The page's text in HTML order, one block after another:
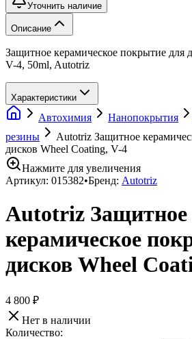
Уточнить наличие
Описание
Защитное керамическое покрытие для
V-4, 50ml, Autotriz
Характеристики
Автохимия Нанопокрытия
резины
Autotriz Защитное
дисков Wheel Coating, V-4
Нажмите для увеличения
Артикул: 015382•Бренд: Autotriz
Autotriz Защитное
керамическое
дисков Wheel
4 800 ₽
Нет в наличии
Количество: